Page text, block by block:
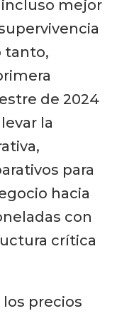
incluso mejor
tanto,
de 2024
la
para
hacia
con
crítica
precios